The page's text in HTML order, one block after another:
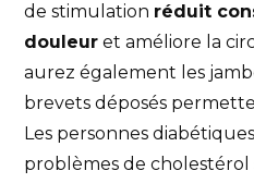
de stimulation réduit
douleur et améliore la
aurez également les
brevets déposés
Les personnes
problèmes de